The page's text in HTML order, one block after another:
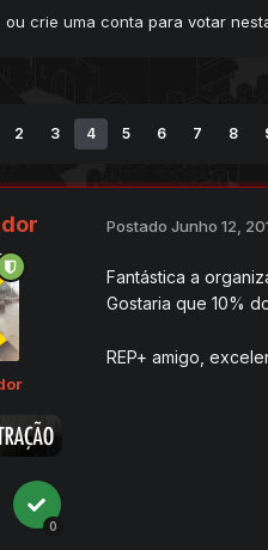
ou crie uma conta para votar
2 3 4 5 6 7 8
0
Postado Junho 12,
Fantástica a
Gostaria que 10%
REP+ amigo,